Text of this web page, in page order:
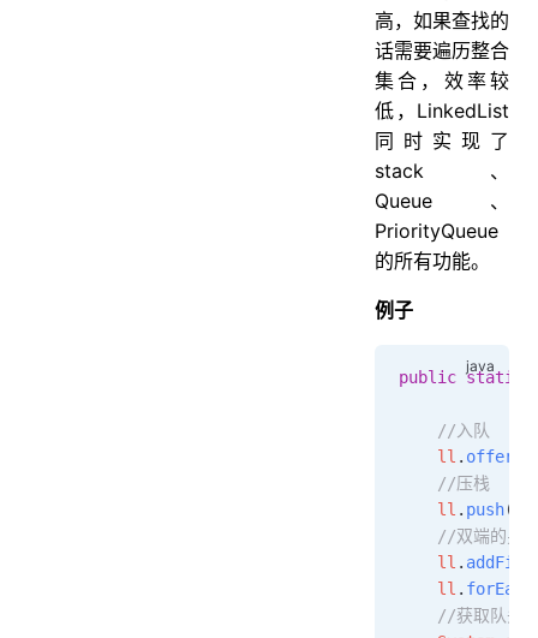
高，如果查找的
话需要遍历整合
集合，效率较
低，LinkedList
同时实现了
stack、
Queue、
PriorityQueue
的所有功能。
例子
public static
    //入队
    ll
. offer
    //压栈
    ll
. push(
//双端的另
    ll
.
    ll
. forEach
    //获取队头